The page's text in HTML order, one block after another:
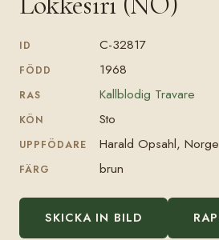
ID C-32817
FÖDD 1968
RAS Kallblodig Travare
KÖN Sto
UPPFÖDARE Harald Opsahl, Norge
FÄRG brun
SKICKA IN BILD